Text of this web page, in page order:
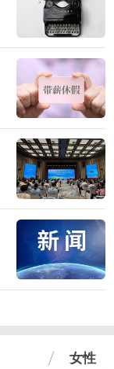
女性